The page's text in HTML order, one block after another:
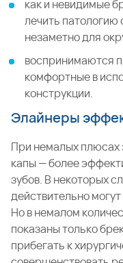
как и невидимые
лечить
незаметно для
воспринимаются
комфортные в
конструкции.
Элайнеры
При немалых плюсах
капы — более
зубов. В некоторых
действительно
Но в немалом
показаны только
прибегать к